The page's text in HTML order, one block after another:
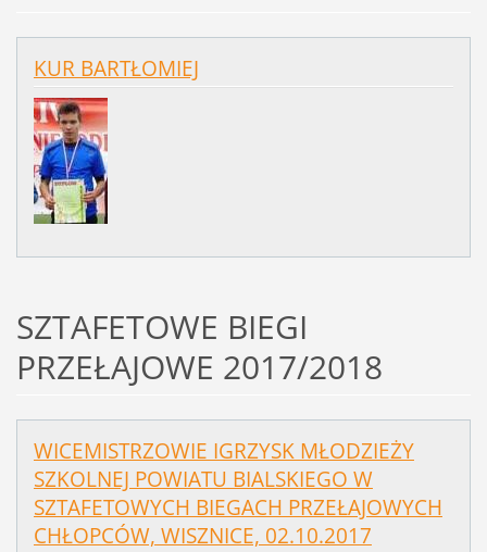
KUR BARTŁOMIEJ
SZTAFETOWE BIEGI
PRZEŁAJOWE 2017/2018
WICEMISTRZOWIE IGRZYSK MŁODZIEŻY
SZKOLNEJ POWIATU BIALSKIEGO W
SZTAFETOWYCH BIEGACH PRZEŁAJOWYCH
CHŁOPCÓW, WISZNICE, 02.10.2017